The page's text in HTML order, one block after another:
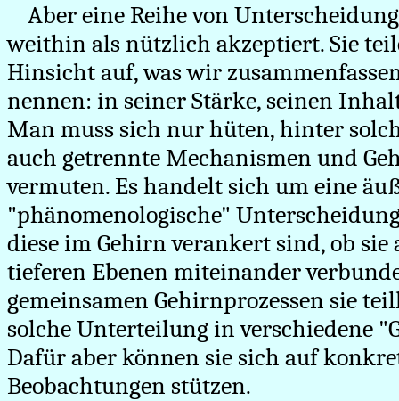
Aber eine Reihe von
weithin als nützlich akzeptiert. Sie
Hinsicht auf, was wir
nennen: in seiner Stärke, seinen
Man muss sich nur hüten, hinter
auch getrennte Mechanismen und
vermuten. Es handelt sich um eine
"phänomenologische"
diese im Gehirn verankert sind, ob sie
tieferen Ebenen miteinander
gemeinsamen Gehirnprozessen sie
solche Unterteilung in verschiedene
Dafür aber können sie sich auf
Beobachtungen stützen.